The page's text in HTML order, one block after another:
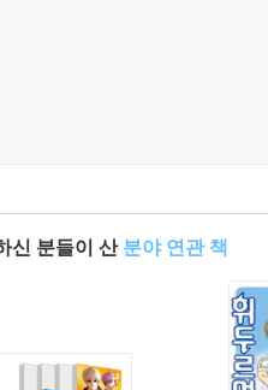
신 분들이 산 분야 연관 책